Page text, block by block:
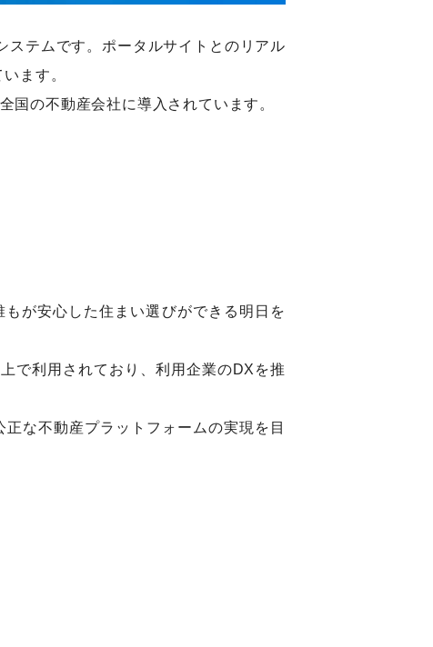
ステムです。ポータルサイトとのリアル
ます。
国の不動産会社に導入されています。
が安心した住まい選びができる明日を
で利用されており、利用企業のDXを推
な不動産プラットフォームの実現を目